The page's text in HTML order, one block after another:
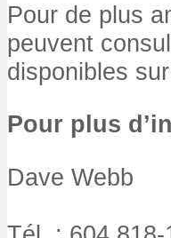
Pour de plus
peuvent
disponibles
Pour plus
Dave Webb